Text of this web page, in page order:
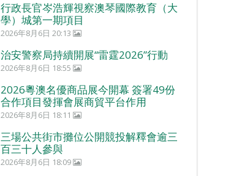
行政長官岑浩輝視察澳琴國際教育（大
學）城第一期項目
2026年8月6日 20:13
治安警察局持續開展“雷霆2026”行動
2026年8月6日 18:55
2026粵澳名優商品展今開幕 簽署49份
合作項目發揮會展商貿平台作用
2026年8月6日 18:11
三場公共街市攤位公開競投解釋會逾三
百三十人參與
2026年8月6日 18:09